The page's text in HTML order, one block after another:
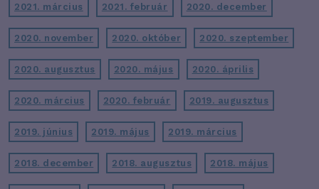
2021. március 2021. február 2020. december
2020. november 2020. október 2020. szeptember
2020. augusztus 2020. május 2020. április
2020. március 2020. február 2019. augusztus
2019. június 2019. május 2019. március
2018. december 2018. augusztus 2018. május